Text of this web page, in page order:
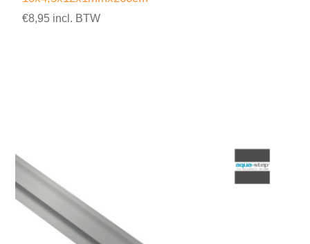
€8,95 incl. BTW